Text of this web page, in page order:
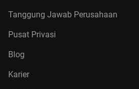
Tanggung Jawab Perusahaan
Pusat Privasi
Blog
Karier